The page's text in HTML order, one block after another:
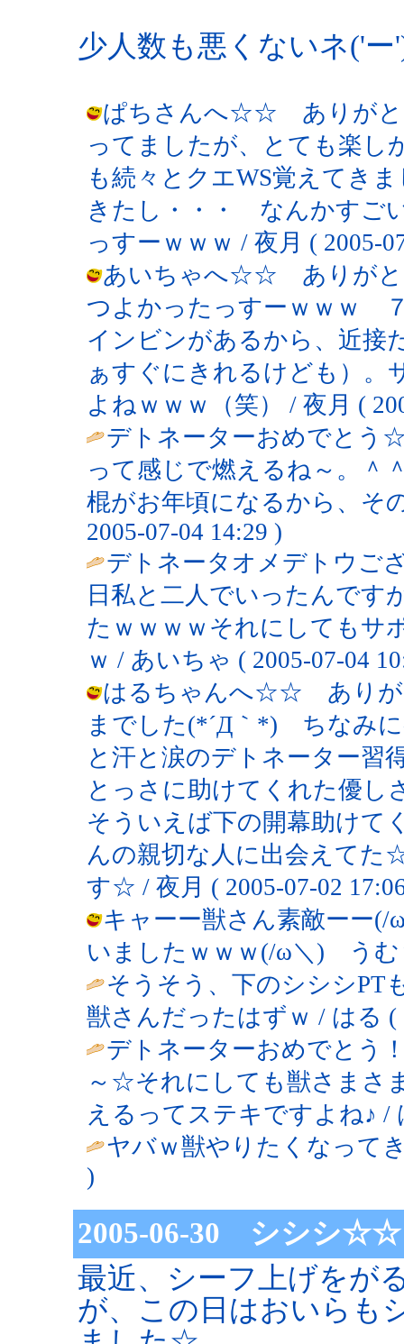
少人数も悪くないネ('ー
ぱちさんへ☆☆ ありがと
ってましたが、とても楽
も続々とクエWS覚えてき
きたし・・・ なんかすご
っすーｗｗｗ / 夜月 ( 2005-
あいちゃへ☆☆ ありがと
つよかったっすーｗｗｗ
インビンがあるから、近接
ぁすぐにきれるけども）。
よねｗｗｗ（笑） / 夜月 (
デトネーターおめでとう
って感じで燃えるね～。
棍がお年頃になるから、そ
2005-07-04 14:29 )
デトネータオメデトウご
日私と二人でいったんです
たｗｗｗｗそれにしてもサ
ｗ / あいちゃ ( 2005-07-04
はるちゃんへ☆☆ ありが
までした(*´Д｀*) ちなみ
と汗と涙のデトネーター
とっさに助けてくれた優
そういえば下の開幕助けて
んの親切な人に出会えて
す☆ / 夜月 ( 2005-07-02
キャーー獣さん素敵ーー
いましたｗｗｗ(/ω＼) うむ
そうそう、下のシシシPT
獣さんだったはずｗ / はる (
デトネーターおめでとう
～☆それにしても獣さまさ
えるってステキですよね♪ /
ヤバｗ獣やりたくなって
)
2005-06-30 シシシ☆☆
最近、シーフ上げをが
が、この日はおいらも